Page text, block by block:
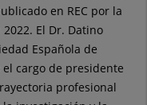
en REC por la
2022. El Dr. Datino
Española de
cargo de presidente
profesional